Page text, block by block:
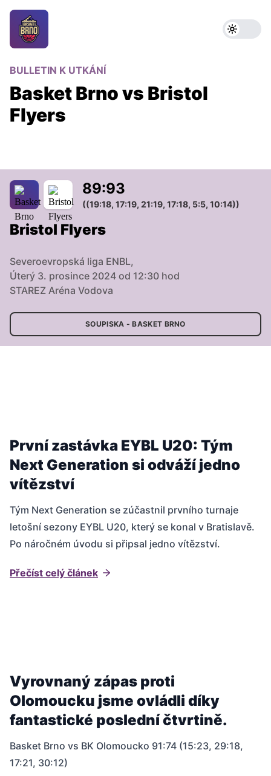
BULLETIN K UTKÁNÍ
Basket Brno vs Bristol
Flyers
89:93
((19:18, 17:19, 21:19, 17:18, 5:5, 10:14))
Bristol Flyers
Severoevropská liga ENBL,
Úterý 3. prosince 2024 od 12:30 hod
STAREZ Aréna Vodova
SOUPISKA - BASKET BRNO
První zastávka EYBL U20: Tým
Next Generation si odváží jedno
vítězství
Tým Next Generation se zúčastnil prvního turnaje
letošní sezony EYBL U20, který se konal v Bratislavě.
Po náročném úvodu si připsal jedno vítězství.
Přečíst celý článek
Vyrovnaný zápas proti
Olomoucku jsme ovládli díky
fantastické poslední čtvrtině.
Basket Brno vs BK Olomoucko 91:74 (15:23, 29:18,
17:21, 30:12)